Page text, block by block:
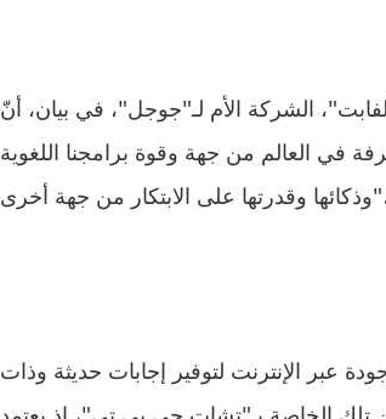
الشركة الأم لـ"جوجل"، في بيان، أنّ
في العالم من جهة وقوة برامجنا اللغوية
من جهة أخرى".
عبر الإنترنت لتوفير إجابات حديثة وذات